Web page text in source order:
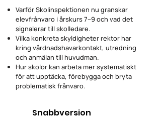
Varför Skolinspektionen nu granskar
elevfrånvaro i årskurs 7–9 och vad det
signalerar till skolledare.
Vilka konkreta skyldigheter rektor har
kring vårdnadshavarkontakt, utredning
och anmälan till huvudman.
Hur skolor kan arbeta mer systematiskt
för att upptäcka, förebygga och bryta
problematisk frånvaro.
Snabbversion